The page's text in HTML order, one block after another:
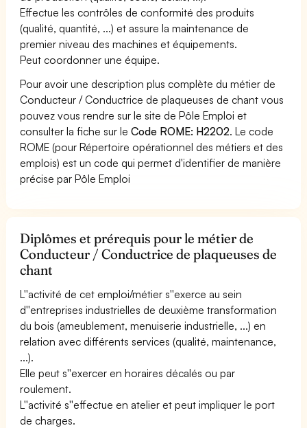
Effectue les contrôles de conformité des produits
(qualité, quantité, ...) et assure la maintenance de
premier niveau des machines et équipements.
Peut coordonner une équipe.
Pour avoir une description plus complète du métier de
Conducteur / Conductrice de plaqueuses de chant vous
pouvez vous rendre sur le site de Pôle Emploi et
consulter la fiche sur leCode ROME: H2202. Le code
ROME (pour Répertoire opérationnel des métiers et des
emplois) est un code qui permet d'identifier de manière
précise par Pôle Emploi
Diplômes et prérequis pour le métier de
Conducteur / Conductrice de plaqueuses de
chant
L''activité de cet emploi/métier s''exerce au sein
d''entreprises industrielles de deuxième transformation
du bois (ameublement, menuiserie industrielle, ...) en
relation avec différents services (qualité, maintenance,
...).
Elle peut s''exercer en horaires décalés ou par
roulement.
L''activité s''effectue en atelier et peut impliquer le port
de charges.